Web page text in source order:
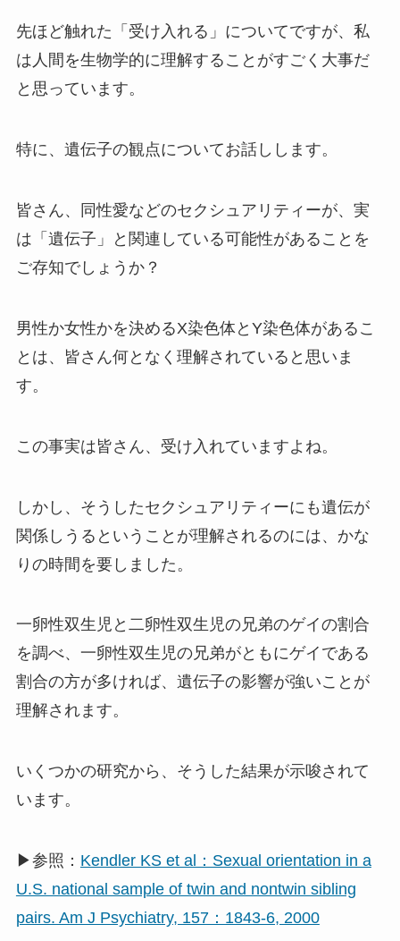
先ほど触れた「受け入れる」についてですが、私
は人間を生物学的に理解することがすごく大事だ
と思っています。
特に、遺伝子の観点についてお話しします。
皆さん、同性愛などのセクシュアリティーが、実
は「遺伝子」と関連している可能性があることを
ご存知でしょうか？
男性か女性かを決めるX染色体とY染色体があるこ
とは、皆さん何となく理解されていると思いま
す。
この事実は皆さん、受け入れていますよね。
しかし、そうしたセクシュアリティーにも遺伝が
関係しうるということが理解されるのには、かな
りの時間を要しました。
一卵性双生児と二卵性双生児の兄弟のゲイの割合
を調べ、一卵性双生児の兄弟がともにゲイである
割合の方が多ければ、遺伝子の影響が強いことが
理解されます。
いくつかの研究から、そうした結果が示唆されて
います。
▶参照： Kendler KS et al：Sexual orientation in a
U.S. national sample of twin and nontwin sibling
pairs. Am J Psychiatry, 157：1843-6, 2000